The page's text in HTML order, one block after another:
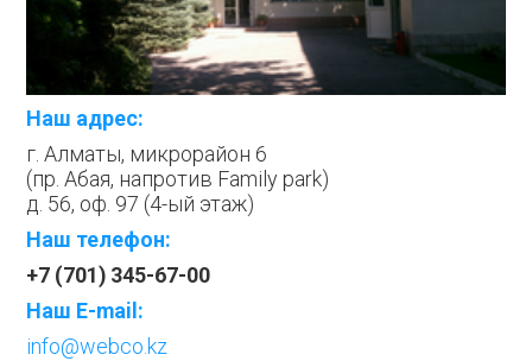
Наш адрес:
г. Алматы, микрорайон 6
(пр. Абая, напротив Family park)
д. 56, оф. 97 (4-ый этаж)
Наш телефон:
+7 (701) 345-67-00
Наш E-mail:
info@webco.kz